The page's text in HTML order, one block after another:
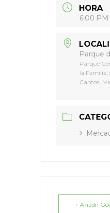
HORA
6:00 PM
Parque
Parque
la Familia,
Cantos,
+ Añadir